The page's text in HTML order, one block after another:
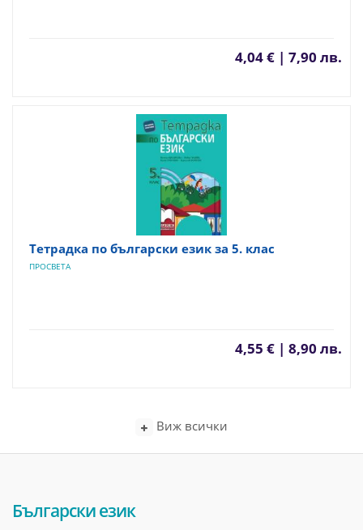
4,04 € | 7,90 лв.
Тетрадка по български език за 5. клас
ПРОСВЕТА
4,55 € | 8,90 лв.
Виж всички
Български език